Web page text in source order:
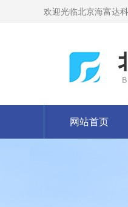
欢迎光临北京海富达
网站首页